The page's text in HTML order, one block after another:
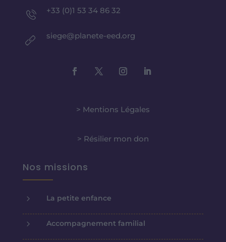
+33 (0)1 53 34 86 32
siege@planete-eed.org
> Mentions Légales
> Résilier mon don
Nos missions
5 La petite enfance
5 Accompagnement familial